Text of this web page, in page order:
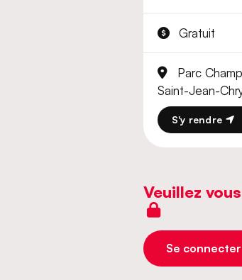
Gratuit
Parc
Saint-Jean-
S'y rendre
Veuillez
Se connecter